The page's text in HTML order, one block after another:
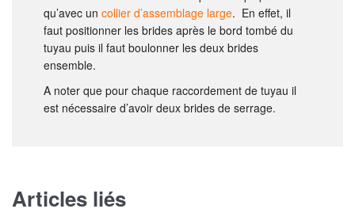
qu’avec un collier d’assemblage large. En effet, il
faut positionner les brides après le bord tombé du
tuyau puis il faut boulonner les deux brides
ensemble.
A noter que pour chaque raccordement de tuyau il
est nécessaire d’avoir deux brides de serrage.
Articles liés